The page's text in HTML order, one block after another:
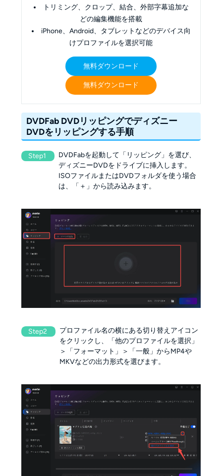
トリミング、クロップ、結合、外部字幕追加な
どの編集機能を搭載
iPhone、Android、タブレットなどのデバイス向
けプロファイルを選択可能
無料ダウンロード
無料ダウンロード
DVDFab DVDリッピングでディズニー
DVDをリッピングする手順
Step1
DVDFabを起動して「リッピング」を選び、
ディズニーDVDをドライブに挿入します。
ISOファイルまたはDVDフォルダを使う場合
は、「＋」から読み込みます。
Step2
プロファイル名の横にある切り替えアイコン
をクリックし、「他のプロファイルを選択」
＞「フォーマット」＞「一般」からMP4や
MKVなどの出力形式を選びます。